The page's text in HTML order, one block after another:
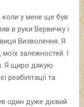
коли у мене ще був
в руки Вервичку і
Визволення. Я
залежностей. І
Я щиро дякую
та
один дуже дієвий